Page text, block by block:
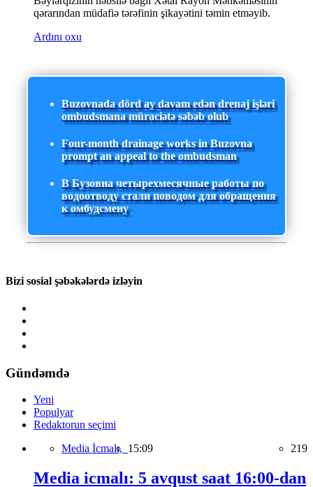
qərarından müdafiə tərəfinin şikayətini təmin etməyib.
Ardını oxu
Buzovnada dörd ay davam edən drenaj işləri
ombudsmana müraciətə səbəb olub
Four-month drainage works in Buzovna
prompt an appeal to the ombudsman
В Бузовна четырехмесячные работы по
водоотводу стали поводом для обращения
к омбудсмену
Bizi sosial şəbəkələrdə izləyin
Gündəmdə
Yeni
Populyar
Redaktorun seçimi
Media İcmalı, 15:09 219
Media icmalı: 5 avqust saat 16:00-dan